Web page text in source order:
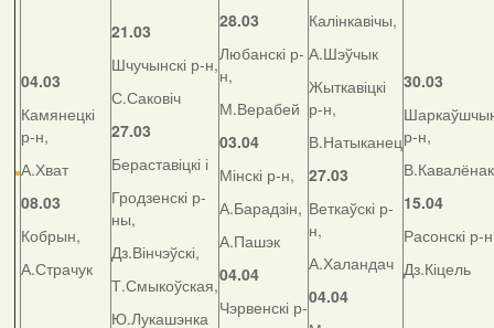
04.03
Камянецкі
р-н,
А.Хват
08.03
Кобрын,
А.Страчук
21.03
Шчучынскі р-н,
С.Саковіч
27.03
Бераставіцкі і
Гродзенскі р-
ны,
Дз.Вінчэўскі,
Т.Смыкоўская,
Ю.Лукашэнка
28.03
Любанскі р-
н,
М.Верабей
03.04
Мінскі р-н,
А.Барадзін,
А.Пашэк
04.04
Чэрвенскі р-
Калінкавічы,
А.Шэўчык
Жыткавіцкі
р-н,
В.Натыканец
27.03
Веткаўскі р-
н,
А.Халандач
04.04
30.03
р-н,
В.Кавалёнак
15.04
Расонскі р-
Дз.Кіцель